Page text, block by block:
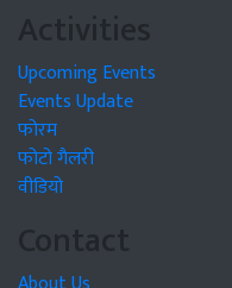
Activities
Upcoming Events
Events Update
फोरम
फोटो गैलरी
वीडियो
Contact